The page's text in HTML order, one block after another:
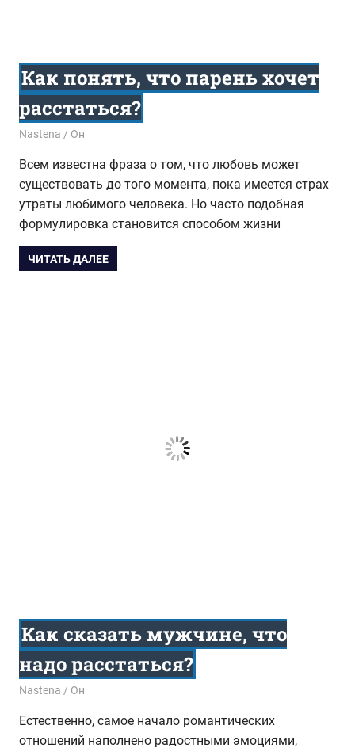
Как понять, что парень хочет
расстаться?
10.08.2017
Nastena Он
Всем известна фраза о том, что любовь может
существовать до того момента, пока имеется страх
утраты любимого человека. Но часто подобная
формулировка становится способом жизни
ЧИТАТЬ ДАЛЕЕ
Как сказать мужчине, что
надо расстаться?
27.07.2017
Nastena Он
Естественно, самое начало романтических
отношений наполнено радостными эмоциями,